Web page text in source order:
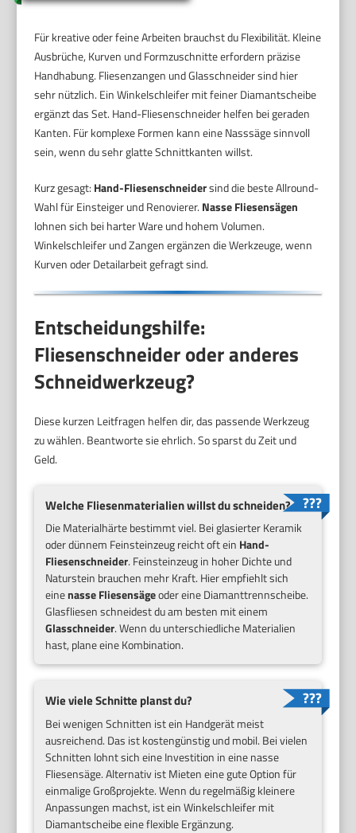
Für kreative oder feine Arbeiten brauchst du Flexibilität. Kleine
Ausbrüche, Kurven und Formzuschnitte erfordern präzise
Handhabung. Fliesenzangen und Glasschneider sind hier
sehr nützlich. Ein Winkelschleifer mit feiner Diamantscheibe
ergänzt das Set. Hand-Fliesenschneider helfen bei geraden
Kanten. Für komplexe Formen kann eine Nasssäge sinnvoll
sein, wenn du sehr glatte Schnittkanten willst.
Kurz gesagt: Hand-Fliesenschneidersind die beste Allround-
Wahl für Einsteiger und Renovierer. Nasse Fliesensägen
lohnen sich bei harter Ware und hohem Volumen.
Winkelschleifer und Zangen ergänzen die Werkzeuge, wenn
Kurven oder Detailarbeit gefragt sind.
Entscheidungshilfe:
Fliesenschneider oder anderes
Schneidwerkzeug?
Diese kurzen Leitfragen helfen dir, das passende Werkzeug
zu wählen. Beantworte sie ehrlich. So sparst du Zeit und
Geld.
Welche Fliesenmaterialien willst du schneiden?
Die Materialhärte bestimmt viel. Bei glasierter Keramik
oder dünnem Feinsteinzeug reicht oft ein Hand-
Fliesenschneider. Feinsteinzeug in hoher Dichte und
Naturstein brauchen mehr Kraft. Hier empfiehlt sich
einenasse Fliesensägeoder eine Diamanttrennscheibe.
Glasfliesen schneidest du am besten mit einem
Glasschneider. Wenn du unterschiedliche Materialien
hast, plane eine Kombination.
Wie viele Schnitte planst du?
Bei wenigen Schnitten ist ein Handgerät meist
ausreichend. Das ist kostengünstig und mobil. Bei vielen
Schnitten lohnt sich eine Investition in eine nasse
Fliesensäge. Alternativ ist Mieten eine gute Option für
einmalige Großprojekte. Wenn du regelmäßig kleinere
Anpassungen machst, ist ein Winkelschleifer mit
Diamantscheibe eine flexible Ergänzung.